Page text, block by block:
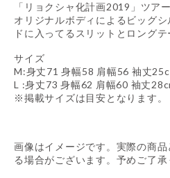
「リョクシャ化計画2019」ツア
オリジナルボディによるビッグ
ドに入ってるスリットとロングテ
サイズ
M:身丈71 身幅58 肩幅56 袖丈
L :身丈73 身幅62 肩幅60 袖丈
※掲載サイズは目安となります。
画像はイメージです。実際の商
る場合がございます。予めご了承